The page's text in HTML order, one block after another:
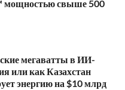
мощностью свыше 500
мегаватты в ИИ-
или как Казахстан
энергию на $10 млрд